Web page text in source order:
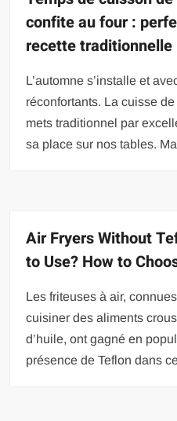
confite au four :
recette traditionnelle
L’automne s’installe et
réconfortants. La cuisse
mets traditionnel par
sa place sur nos tables.
Air Fryers Without
to Use? How to
Les friteuses à air,
cuisiner des aliments
d’huile, ont gagné en
présence de Teflon dans